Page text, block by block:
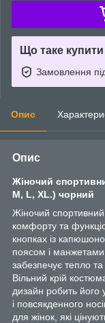
Що таке
Замовлення
Опис
Опис
Жіночий
M, L, XL.) чорний
Жіночий
комфорту та
кнопках із
поясом і
забезпечує тепло
Вільний крій
дизайн робить його
і повсякденного
для жінок, які